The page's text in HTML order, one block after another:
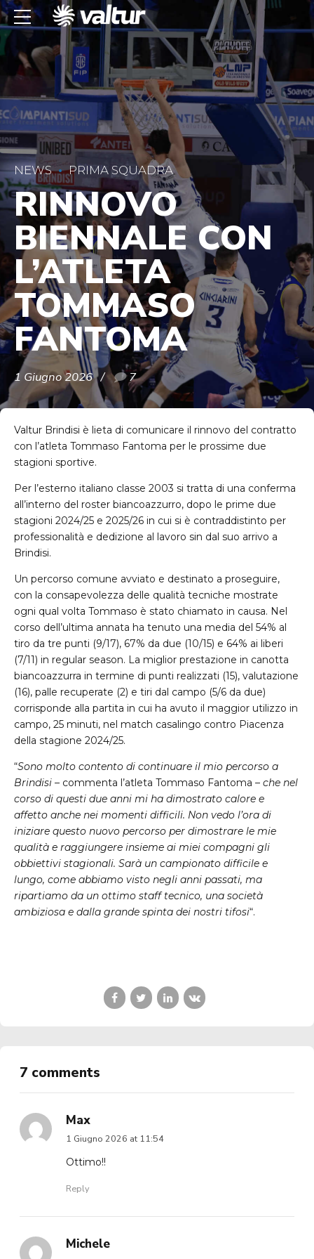
NEWS PRIMA SQUADRA
RINNOVO
BIENNALE CON
L’ATLETA
TOMMASO
FANTOMA
1 Giugno 2026 7
Valtur Brindisi è lieta di comunicare il rinnovo del contratto
con l’atleta Tommaso Fantoma per le prossime due
stagioni sportive.
Per l’esterno italiano classe 2003 si tratta di una conferma
all’interno del roster biancoazzurro, dopo le prime due
stagioni 2024/25 e 2025/26 in cui si è contraddistinto per
professionalità e dedizione al lavoro sin dal suo arrivo a
Brindisi.
Un percorso comune avviato e destinato a proseguire,
con la consapevolezza delle qualità tecniche mostrate
ogni qual volta Tommaso è stato chiamato in causa. Nel
corso dell’ultima annata ha tenuto una media del 54% al
tiro da tre punti (9/17), 67% da due (10/15) e 64% ai liberi
(7/11) in regular season. La miglior prestazione in canotta
biancoazzurra in termine di punti realizzati (15), valutazione
(16), palle recuperate (2) e tiri dal campo (5/6 da due)
corrisponde alla partita in cui ha avuto il maggior utilizzo in
campo, 25 minuti, nel match casalingo contro Piacenza
della stagione 2024/25.
“Sono molto contento di continuare il mio percorso a
Brindisi – commenta l’atleta Tommaso Fantoma – che nel
corso di questi due anni mi ha dimostrato calore e
affetto anche nei momenti difficili. Non vedo l’ora di
iniziare questo nuovo percorso per dimostrare le mie
qualità e raggiungere insieme ai miei compagni gli
obbiettivi stagionali. Sarà un campionato difficile e
lungo, come abbiamo visto negli anni passati, ma
ripartiamo da un ottimo staff tecnico, una società
ambiziosa e dalla grande spinta dei nostri tifosi“.
7 comments
Max
1 Giugno 2026 at 11:54
Ottimo!!
Reply
Michele